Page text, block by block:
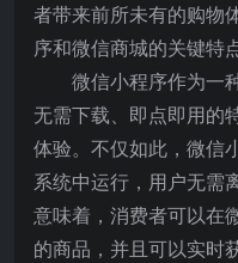
者带来前所未有的购物
序和微信商城的关键特
微信小程序作为一
无需下载、即点即用的
体验。不仅如此，微信
系统中运行，用户无需
意味着，消费者可以在
的商品，并且可以实时